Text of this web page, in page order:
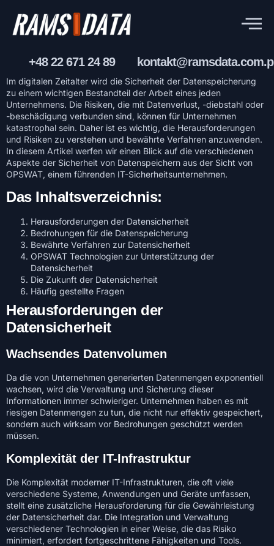
+48 22 671 24 89
Im digitalen Zeitalter wird die Sicherheit der Datenspeicherung
zu einem wichtigen Bestandteil der Arbeit eines jeden
Unternehmens. Die Risiken, die mit Datenverlust, -diebstahl oder
-beschädigung verbunden sind, können für Unternehmen
katastrophal sein. Daher ist es wichtig, die Herausforderungen
und Risiken zu verstehen und bewährte Verfahren anzuwenden.
In diesem Artikel werfen wir einen Blick auf die verschiedenen
Aspekte der Sicherheit von Datenspeichern aus der Sicht von
OPSWAT, einem führenden IT-Sicherheitsunternehmen.
Das Inhaltsverzeichnis:
Herausforderungen der Datensicherheit
Bedrohungen für die Datenspeicherung
Bewährte Verfahren zur Datensicherheit
OPSWAT Technologien zur Unterstützung der
Datensicherheit
Die Zukunft der Datensicherheit
Häufig gestellte Fragen
Herausforderungen der
Datensicherheit
Wachsendes Datenvolumen
Da die von Unternehmen generierten Datenmengen exponentiell
wachsen, wird die Verwaltung und Sicherung dieser
Informationen immer schwieriger. Unternehmen haben es mit
riesigen Datenmengen zu tun, die nicht nur effektiv gespeichert,
sondern auch wirksam vor Bedrohungen geschützt werden
müssen.
Komplexität der IT-Infrastruktur
Die Komplexität moderner IT-Infrastrukturen, die oft viele
verschiedene Systeme, Anwendungen und Geräte umfassen,
stellt eine zusätzliche Herausforderung für die Gewährleistung
der Datensicherheit dar. Die Integration und Verwaltung
verschiedener Technologien in einer Weise, die das Risiko
minimiert, erfordert fortgeschrittene Fähigkeiten und Tools.